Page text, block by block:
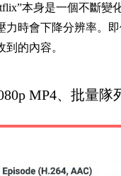
本身是一個不斷變
時會下降分辨率。即
的內容。
MP4、批量隊